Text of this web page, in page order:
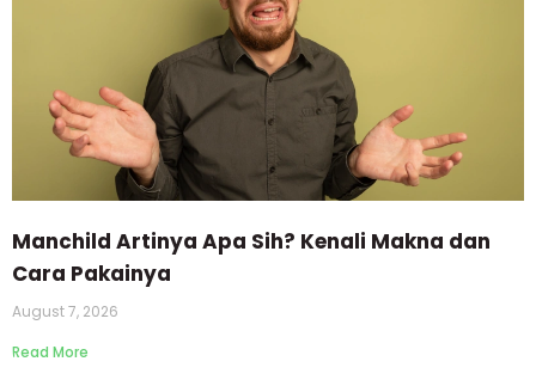
Manchild Artinya Apa Sih? Kenali Makna dan
Cara Pakainya
August 7, 2026
Read More